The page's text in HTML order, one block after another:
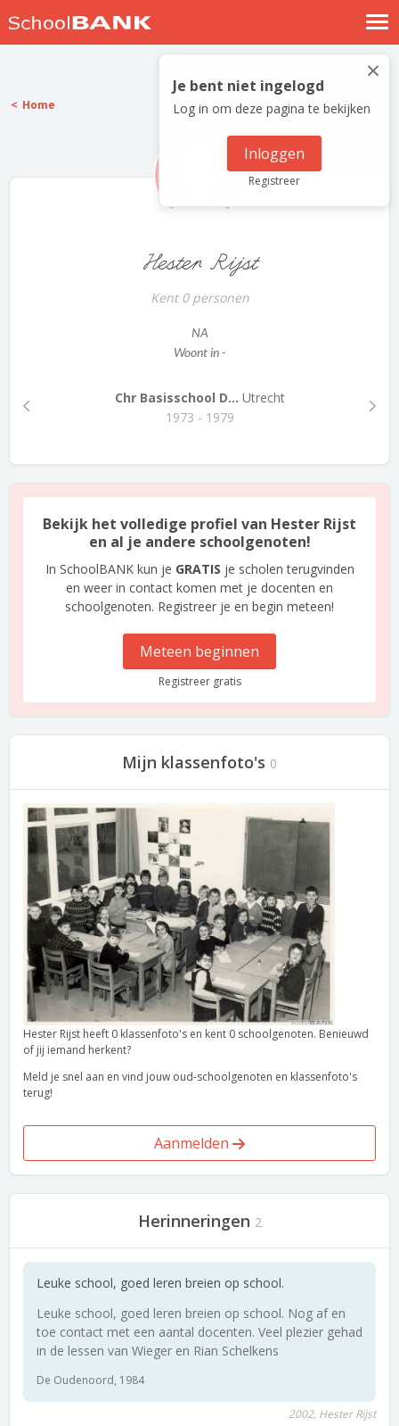
Nostalgische verhalen
Log in
Meld je gratis aan
×
Je bent niet ingelogd
Log in om deze pagina te bekijken
Inloggen
Registreer
Home
Hester Rijst
Kent 0 personen
NA
Woont in -
Chr Basisschool D... Utrecht
1973 - 1979
Bekijk het volledige profiel van Hester Rijst
en al je andere schoolgenoten!
In SchoolBANK kun je GRATIS je scholen terugvinden
en weer in contact komen met je docenten en
schoolgenoten. Registreer je en begin meteen!
Meteen beginnen
Registreer gratis
Mijn klassenfoto's 0
Hester Rijst heeft 0 klassenfoto's en kent 0 schoolgenoten. Benieuwd
of jij iemand herkent?
Meld je snel aan en vind jouw oud-schoolgenoten en klassenfoto's
terug!
Aanmelden
Herinneringen 2
Leuke school, goed leren breien op school.
Leuke school, goed leren breien op school. Nog af en
toe contact met een aantal docenten. Veel plezier gehad
in de lessen van Wieger en Rian Schelkens
De Oudenoord, 1984
2002, Hester Rijst